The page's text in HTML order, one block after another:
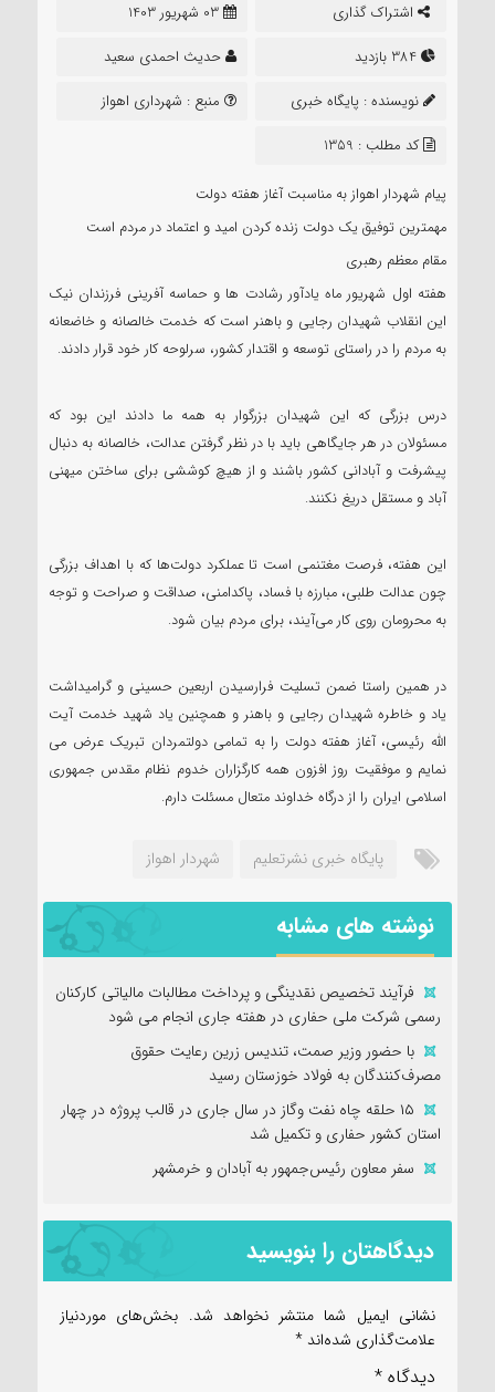
اشتراک گذاری
03 شهریور 1403
حدیث احمدی سعید
نویسنده : پایگاه خبری
نشرتعلیم
منبع : شهرداری اهواز
کد مطلب : 1359
پیام شهردار اهواز به مناسبت آغاز هفته دولت
مهمترین توفیق یک دولت زنده کردن امید و اعتماد در مردم است
مقام معظم رهبری
هفته اول شهریور ماه یادآور رشادت ها و حماسه آفرینی فرزندان نیک
این انقلاب شهیدان رجایی و باهنر است که خدمت خالصانه و خاضعانه
به مردم را در راستای توسعه و اقتدار کشور، سرلوحه کار خود قرار دادند.
درس بزرگی که این شهیدان بزرگوار به همه ما دادند این بود که
مسئولان در هر جایگاهی باید با در نظر گرفتن عدالت، خالصانه به دنبال
پیشرفت و آبادانی کشور باشند و از هیچ کوششی برای ساختن میهنی
آباد و مستقل دریغ نکنند.
این هفته، فرصت مغتنمی است تا عملکرد دولت‌ها که با اهداف بزرگی
چون عدالت طلبی، مبارزه با فساد، پاکدامنی، صداقت و صراحت و توجه
به محرومان روی کار می‌آیند، برای مردم بیان شود.
در همین راستا ضمن تسلیت فرارسیدن اربعین حسینی و گرامیداشت
یاد و خاطره شهیدان رجایی و باهنر و همچنین یاد شهید خدمت آیت
الله رئیسی، آغاز هفته دولت را به تمامی دولتمردان تبریک عرض می
نمایم و موفقیت روز افزون همه کارگزاران خدوم نظام مقدس جمهوری
اسلامی ایران را از درگاه خداوند متعال مسئلت دارم.
پایگاه خبری نشرتعلیم شهردار اهواز
نوشته های مشابه
فرآیند تخصیص نقدینگی و پرداخت مطالبات مالیاتی کارکنان
رسمی شرکت ملی حفاری در هفته جاری انجام می شود
با حضور وزیر صمت، تندیس زرین رعایت حقوق
مصرف‌کنندگان به فولاد خوزستان رسید
۱۵ حلقه چاه نفت وگاز در سال جاری در قالب پروژه در چهار
استان کشور حفاری و تکمیل شد
سفر معاون رئیس‌جمهور به آبادان و خرمشهر
دیدگاهتان را بنویسید
نشانی ایمیل شما منتشر نخواهد شد. بخش‌های موردنیاز
علامت‌گذاری شده‌اند *
دیدگاه *